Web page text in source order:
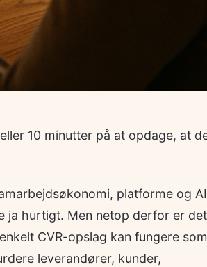
10 minutter på at opdage, at
platforme og
ja hurtigt. Men netop derfor er
CVR-opslag kan fungere
leverandører, kunder,